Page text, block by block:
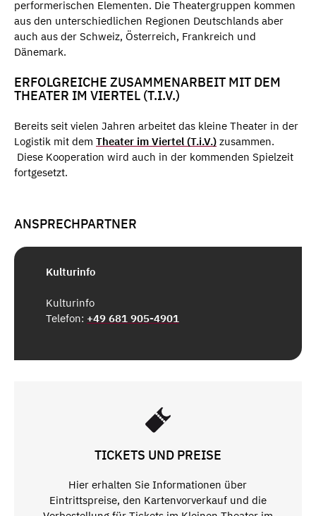
performerischen Elementen. Die Theatergruppen kommen
aus den unterschiedlichen Regionen Deutschlands aber
auch aus der Schweiz, Österreich, Frankreich und
Dänemark.
ERFOLGREICHE ZUSAMMENARBEIT MIT DEM
THEATER IM VIERTEL (T.I.V.)
Bereits seit vielen Jahren arbeitet das kleine Theater in der
Logistik mit dem Theater im Viertel (T.i.V.) zusammen.
Diese Kooperation wird auch in der kommenden Spielzeit
fortgesetzt.
ANSPRECHPARTNER
Kulturinfo
Kulturinfo
Telefon: +49 681 905-4901
TICKETS UND PREISE
Hier erhalten Sie Informationen über
Eintrittspreise, den Kartenvorverkauf und die